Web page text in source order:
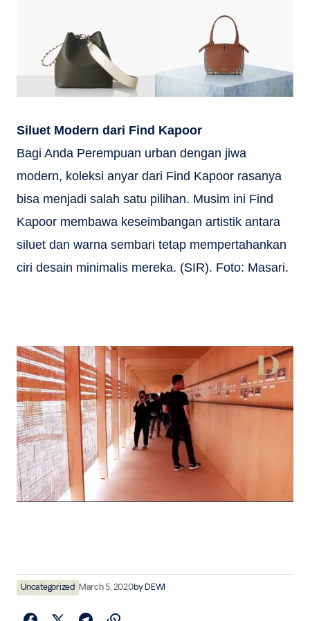
Siluet Modern dari Find Kapoor
Bagi Anda Perempuan urban dengan jiwa
modern, koleksi anyar dari Find Kapoor rasanya
bisa menjadi salah satu pilihan. Musim ini Find
Kapoor membawa keseimbangan artistik antara
siluet dan warna sembari tetap mempertahankan
ciri desain minimalis mereka. (SIR). Foto: Masari.
Uncategorized March 5, 2020byDEWI